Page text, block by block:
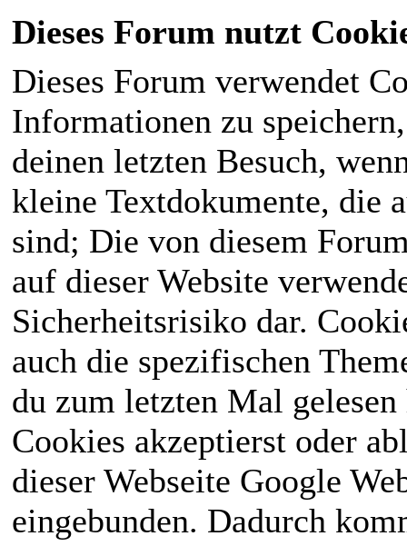
Dieses Forum nutzt
Dieses Forum verwendet
Informationen zu
deinen letzten Besuch,
kleine Textdokumente, die
sind; Die von diesem
auf dieser Website
Sicherheitsrisiko dar.
auch die spezifischen
du zum letzten Mal
Cookies akzeptierst oder
dieser Webseite Google
eingebunden. Dadurch